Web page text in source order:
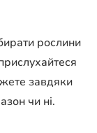
рослини
завдяки
чи ні.